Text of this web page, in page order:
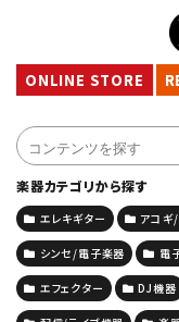
ONLINE STORE
楽器カテゴリから探す
エレキギター アコギ
シンセ/電子楽器 電
エフェクター DJ機器